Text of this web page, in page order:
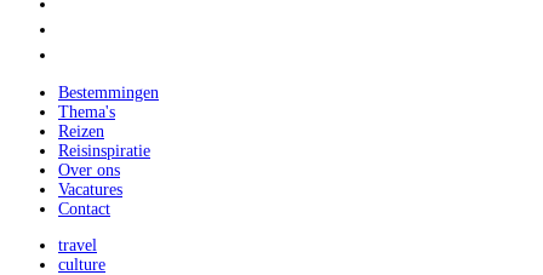
Bestemmingen
Thema's
Reizen
Reisinspiratie
Over ons
Vacatures
Contact
travel
culture